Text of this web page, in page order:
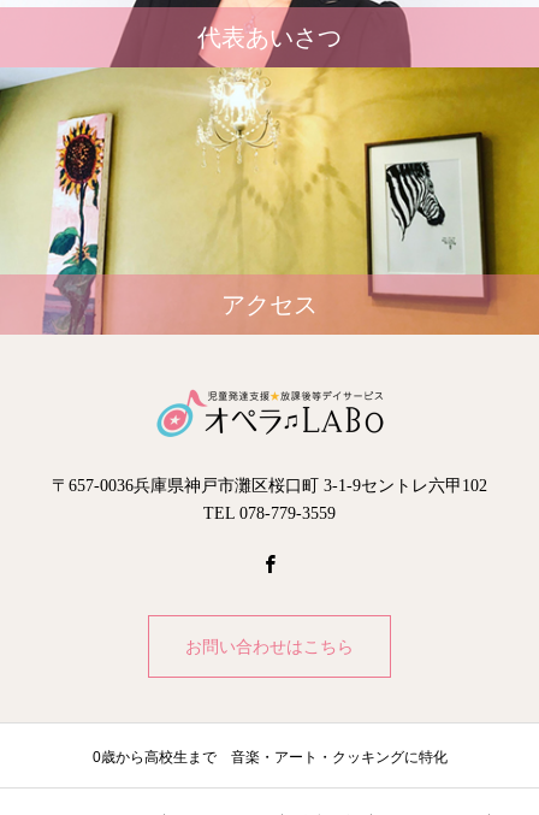
代表あいさつ
アクセス
〒657-0036兵庫県神戸市灘区桜口町 3-1-9セントレ六甲102
TEL 078-779-3559
お問い合わせはこちら
0歳から高校生まで 音楽・アート・クッキングに特化